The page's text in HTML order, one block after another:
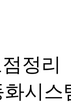
정리
화시스